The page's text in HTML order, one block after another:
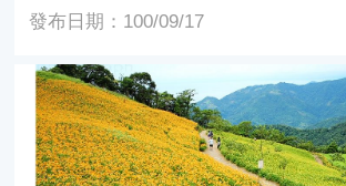
發布日期：100/09/17
台東‧太麻里．金針山